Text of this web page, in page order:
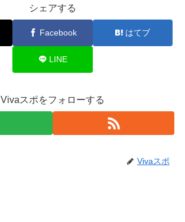
シェアする
Facebook はてブ
LINE
Vivaスポをフォローする
Vivaスポ